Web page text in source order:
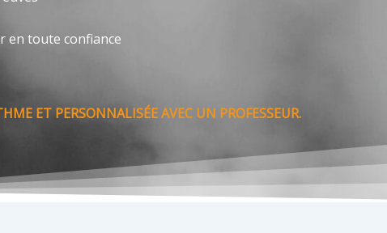
en toute confiance
ET PERSONNALISÉE AVEC UN PROFESSEUR.